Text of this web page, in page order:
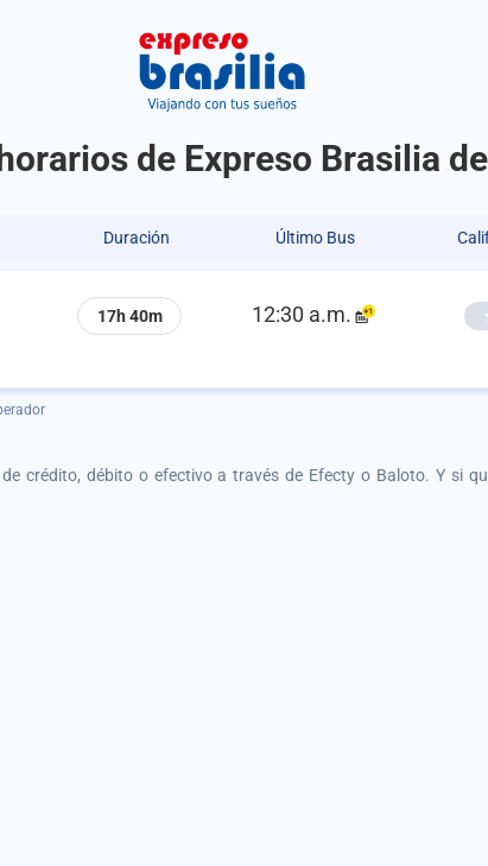
de Expreso Brasilia
Duración Último Bus
17h 40m 12:30 a.m.
crédito, débito o efectivo a través de Efecty o Baloto. Y si